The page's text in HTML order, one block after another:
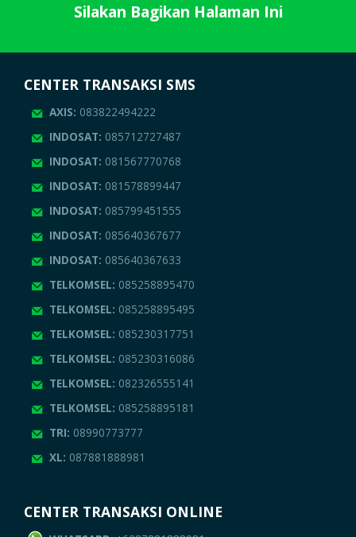
Silakan Bagikan Halaman Ini
CENTER TRANSAKSI SMS
AXIS: 083822494222
INDOSAT: 085712727487
INDOSAT: 081567770768
INDOSAT: 081578899447
INDOSAT: 085799451555
INDOSAT: 085640367677
INDOSAT: 085640367633
TELKOMSEL: 085258895470
TELKOMSEL: 085258895495
TELKOMSEL: 085230317751
TELKOMSEL: 085230316086
TELKOMSEL: 082326555141
TELKOMSEL: 085258895181
TRI: 08990773777
XL: 087881888981
CENTER TRANSAKSI ONLINE